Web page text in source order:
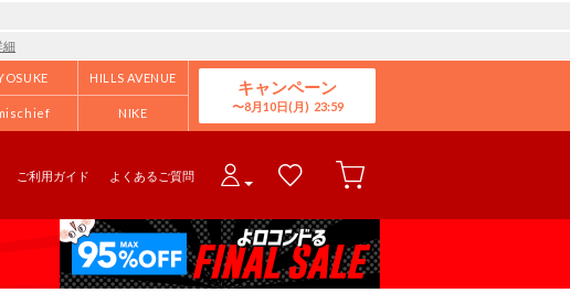
細
HILLS AVENUE
NIKE
キャンペーン
8月10日(月)
ご利用ガイド よくあるご質問